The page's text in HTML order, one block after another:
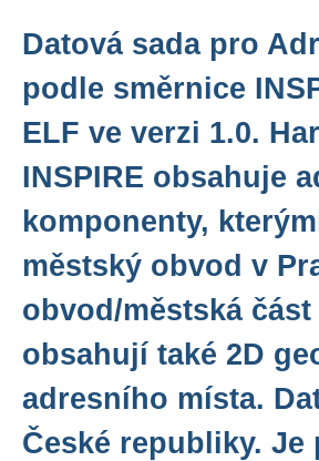
Datová sada pro
podle směrnice
ELF ve verzi 1.0.
INSPIRE obsahuje
komponenty,
městský obvod v
obvod/městská část
obsahují také 2D
adresního místa.
České republiky.